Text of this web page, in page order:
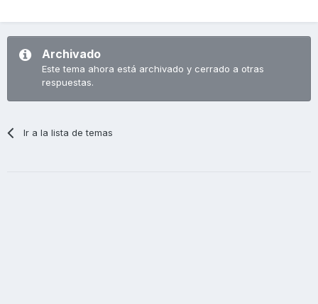
Archivado
Este tema ahora está archivado y cerrado a otras
respuestas.
Ir a la lista de temas